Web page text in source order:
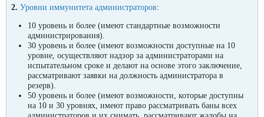
2. Уровни иммунитета администраторов:
10 уровень и более (имеют стандартные возможности
администрирования).
30 уровень и более (имеют возможности доступные на 10
уровне, осуществляют надзор за администраторами на
испытательном сроке и делают на основе этого заключение
рассматривают заявки на должность администратора в
резерв).
50 уровень и более (имеют возможности, которые доступны
на 10 и 30 уровнях, имеют право рассматривать баны всех